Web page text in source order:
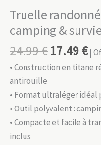
Truelle
camping & survie
24.99€ 17.49€|
• Construction en titane
antirouille
• Format ultraléger idéal
• Outil polyvalent :
• Compacte et facile à
inclus